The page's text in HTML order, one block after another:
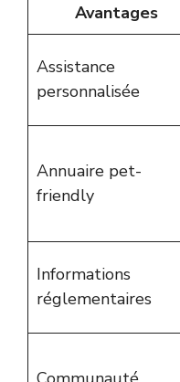
Avantages
Assistance
personnalisée
Annuaire pet-
friendly
Informations
réglementaires